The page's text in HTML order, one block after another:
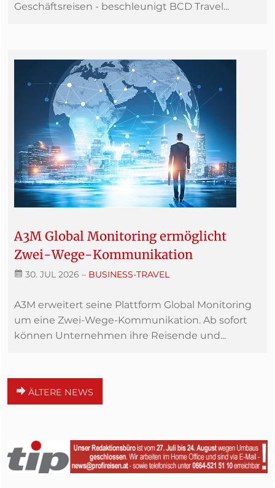
Geschäftsreisen - beschleunigt BCD Travel...
A3M Global Monitoring ermöglicht
Zwei-Wege-Kommunikation
30. JUL 2026 – BUSINESS-TRAVEL
A3M erweitert seine Plattform Global Monitoring
um eine Zwei-Wege-Kommunikation. Ab sofort
können Unternehmen ihre Reisende und...
ÄLTERE NEWS